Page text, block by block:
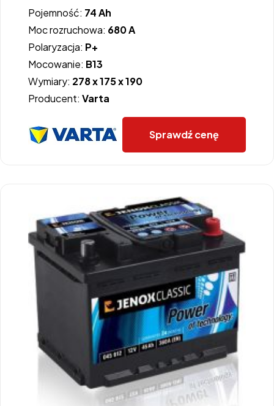
Pojemność: 74 Ah
Moc rozruchowa: 680 A
Polaryzacja: P+
Mocowanie: B13
Wymiary: 278 x 175 x 190
Producent: Varta
Sprawdź cenę